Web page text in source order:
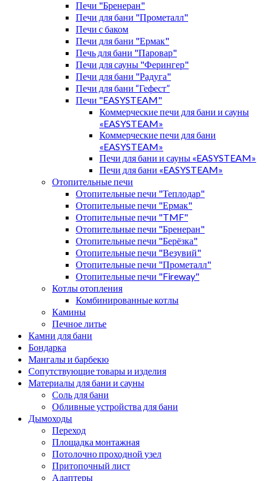
Печи "Бренеран"
Печи для бани "Прометалл"
Печи с баком
Печи для бани "Ермак"
Печь для бани "Паровар"
Печи для сауны "Ферингер"
Печи для бани "Радуга"
Печи для бани “Гефест”
Печи "EASYSTEAM"
Коммерческие печи для бани и сауны
«EASYSTEAM»
Коммерческие печи для бани
«EASYSTEAM»
Печи для бани и сауны «EASYSTEAM»
Печи для бани «EASYSTEAM»
Отопительные печи
Отопительные печи "Теплодар"
Отопительные печи "Ермак"
Отопительные печи "TMF"
Отопительные печи "Бренеран"
Отопительные печи "Берёзка"
Отопительные печи "Везувий"
Отопительные печи "Прометалл"
Отопительные печи "Fireway"
Котлы отопления
Комбинированные котлы
Камины
Печное литье
Камни для бани
Бондарка
Мангалы и барбекю
Сопутствующие товары и изделия
Материалы для бани и сауны
Соль для бани
Обливные устройства для бани
Дымоходы
Переход
Площадка монтажная
Потолочно проходной узел
Притопочный лист
Адаптеры